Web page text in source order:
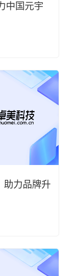
中国元宇
助力品牌升